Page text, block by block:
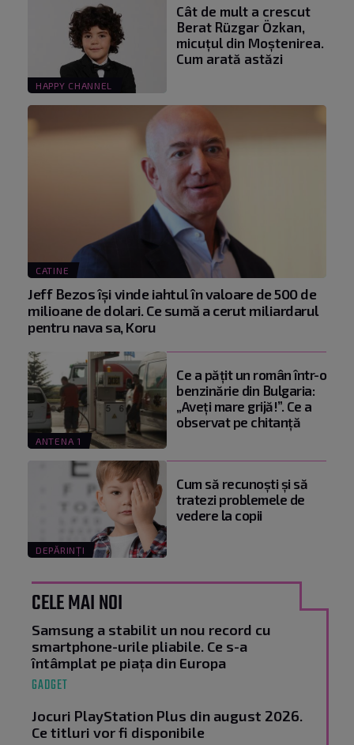
HAPPY CHANNEL
Cât de mult a crescut
Berat Rüzgar Özkan,
micuțul din Moștenirea.
Cum arată astăzi
CATINE
Jeff Bezos își vinde iahtul în valoare de 500 de
milioane de dolari. Ce sumă a cerut miliardarul
pentru nava sa, Koru
ANTENA 1
Ce a pățit un român într-o
benzinărie din Bulgaria:
„Aveți mare grijă!”. Ce a
observat pe chitanță
DEPĂRINȚI
Cum să recunoști și să
tratezi problemele de
vedere la copii
CELE MAI NOI
Samsung a stabilit un nou record cu
smartphone-urile pliabile. Ce s-a
întâmplat pe piața din Europa
GADGET
Jocuri PlayStation Plus din august 2026.
Ce titluri vor fi disponibile